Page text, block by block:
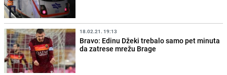
18.02.21. 19:13
Bravo: Edinu Džeki trebalo samo pet minuta
da zatrese mrežu Brage